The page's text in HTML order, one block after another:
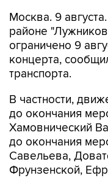
Москва. 9
районе
ограничено 9
концерта,
транспорта.
В частности,
до окончания
Хамовнический
до окончания
Савельева,
Фрунзенской,